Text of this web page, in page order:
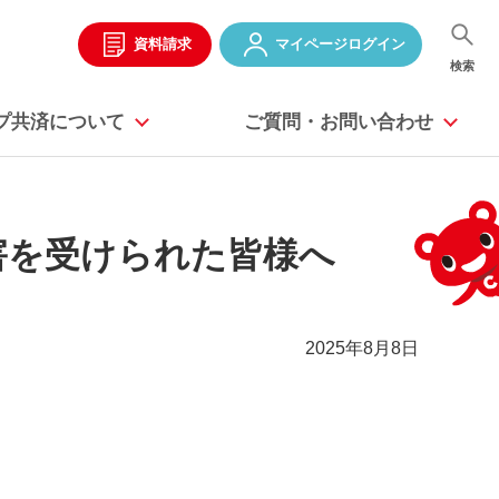
共済について ご質問・お問い合わせ
資料請求 マイページログイン
検索
受けられた皆様へ
2025年8月8日